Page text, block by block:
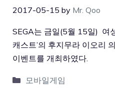
2017-05-15 by Mr. Qoo
SEGA는 금일(5월 15일) 여
캐스트’의 후지무라 이오리
이벤트를 개최하였다.
모바일게임